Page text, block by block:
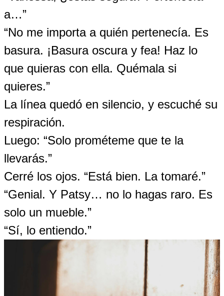
a…”
“No me importa a quién pertenecía. Es
basura. ¡Basura oscura y fea! Haz lo
que quieras con ella. Quémala si
quieres.”
La línea quedó en silencio, y escuché su
respiración.
Luego: “Solo prométeme que te la
llevarás.”
Cerré los ojos. “Está bien. La tomaré.”
“Genial. Y Patsy… no lo hagas raro. Es
solo un mueble.”
“Sí, lo entiendo.”